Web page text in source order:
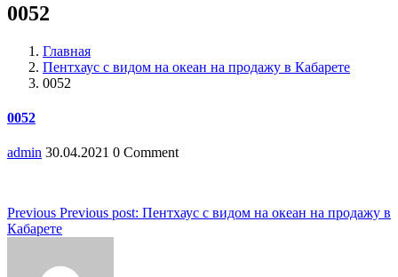
0052
Главная
Пентхаус с видом на океан на продажу в Кабарете
0052
0052
admin 30.04.2021 0 Comment
Навигация
по
записям
Previous Previous post: Пентхаус с видом на океан на продажу в
Кабарете